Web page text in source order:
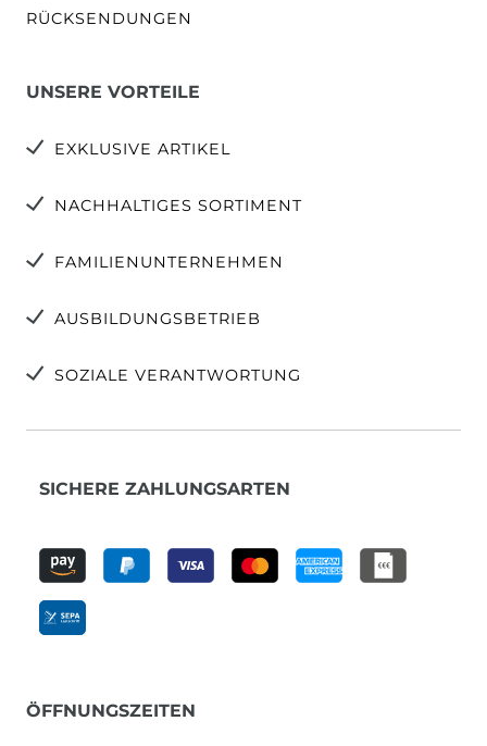
RÜCKSENDUNGEN
UNSERE VORTEILE
EXKLUSIVE ARTIKEL
NACHHALTIGES SORTIMENT
FAMILIENUNTERNEHMEN
AUSBILDUNGSBETRIEB
SOZIALE VERANTWORTUNG
SICHERE ZAHLUNGSARTEN
ÖFFNUNGSZEITEN